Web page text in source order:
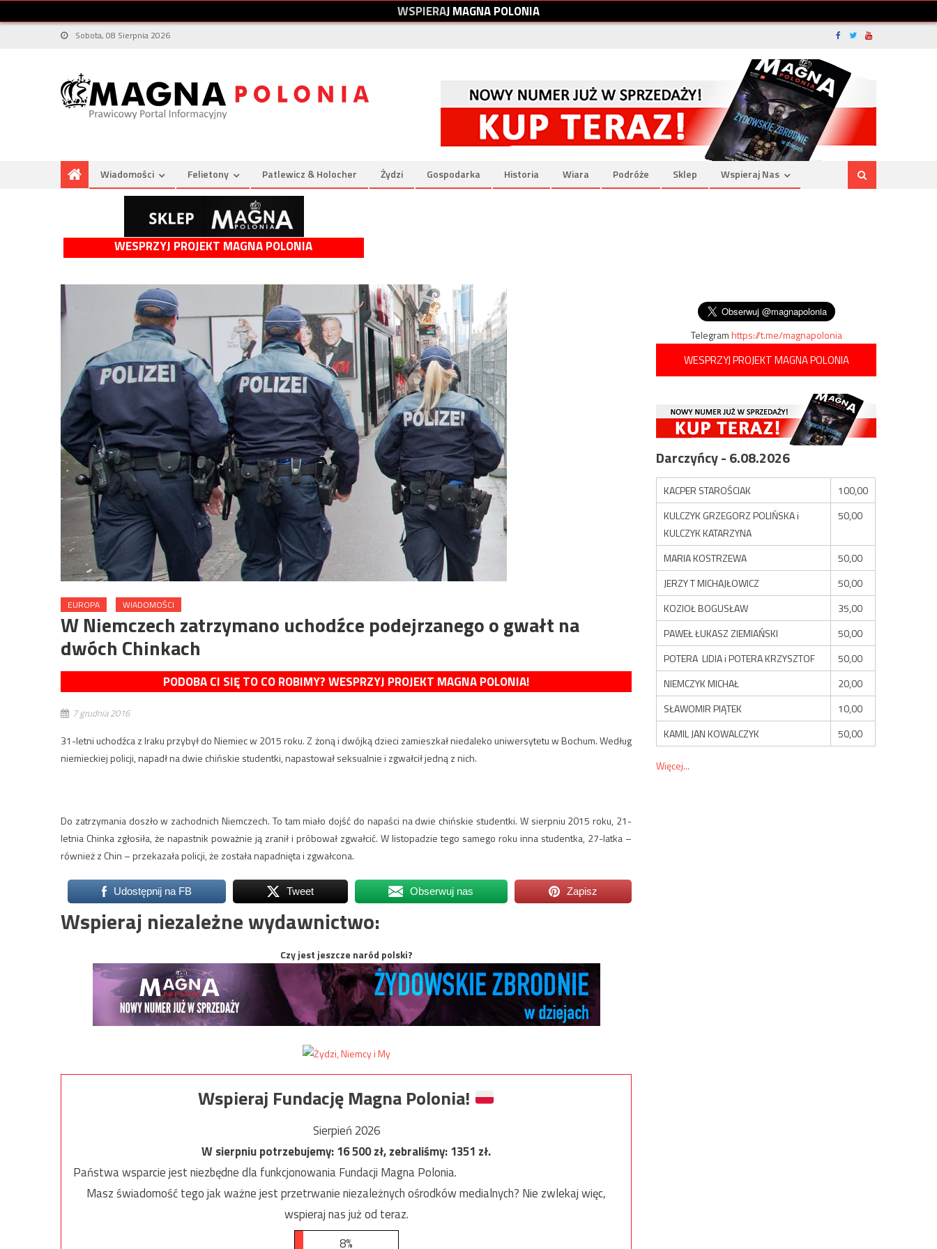
WSPIERAJMAGNAPOLONIA
Sobota, 08 Sierpnia 2026
Wiadomości Felietony Patlewicz & Holocher Żydzi Gospodarka Historia Wiara Podróże Sklep Wspieraj Nas
WESPRZYJ PROJEKT MAGNA POLONIA
EUROPA WIADOMOŚCI
W Niemczech zatrzymano uchodźce podejrzanego o gwałt na
dwóch Chinkach
PODOBA CI SIĘ TO CO ROBIMY? WESPRZYJ PROJEKT MAGNA POLONIA!
7 grudnia 2016
31-letni uchodźca z Iraku przybył do Niemiec w 2015 roku. Z żoną i dwójką dzieci zamieszkał niedaleko uniwersytetu w Bochum. Według
niemieckiej policji, napadł na dwie chińskie studentki, napastował seksualnie i zgwałcił jedną z nich.
Do zatrzymania doszło w zachodnich Niemczech. To tam miało dojść do napaści na dwie chińskie studentki. W sierpniu 2015 roku, 21-
letnia Chinka zgłosiła, że napastnik poważnie ją zranił i próbował zgwałcić. W listopadzie tego samego roku inna studentka, 27-latka –
również z Chin – przekazała policji, że została napadnięta i zgwałcona.
Udostępnij na FB Tweet Obserwuj nas Zapisz
Wspieraj niezależne wydawnictwo:
Czy jest jeszcze naród polski?
Wspieraj Fundację Magna Polonia!
Sierpień 2026
W sierpniu potrzebujemy:16 500zł, zebraliśmy:1351 zł.
Państwa wsparcie jest niezbędne dla funkcjonowania Fundacji Magna Polonia.
Masz świadomość tego jak ważne jest przetrwanie niezależnych ośrodków medialnych? Nie zwlekaj więc,
wspieraj nas już od teraz.
8%
Telegramhttps://t.me/magnapolonia
WESPRZYJ PROJEKT MAGNA POLONIA
Darczyńcy - 6.08.2026
KACPER STAROŚCIAK
100,00
KULCZYK GRZEGORZ POLIŃSKA i
KULCZYK KATARZYNA
50,00
MARIA KOSTRZEWA
50,00
JERZY T MICHAJŁOWICZ
50,00
KOZIOŁ BOGUSŁAW
35,00
PAWEŁ ŁUKASZ ZIEMIAŃSKI
50,00
POTERA LIDIA i POTERA KRZYSZTOF
50,00
NIEMCZYK MICHAŁ
20,00
SŁAWOMIR PIĄTEK
10,00
KAMIL JAN KOWALCZYK
50,00
Więcej...